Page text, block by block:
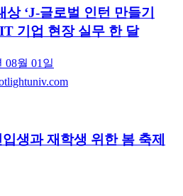
‘J-글로벌 인턴 만들기
기업 현장 실무 한 달
08월 01일
생과 재학생 위한 봄 축제